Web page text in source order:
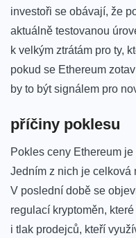
investoři se obávají, že
aktuálně testovanou
k velkým‌ ztrátám pro ty,
pokud se Ethereum
by to být signálem pro
příčiny poklesu
Pokles ceny Ethereum
Jedním z ‌nich je ‌celková
⁣V poslední ‌době se
regulací kryptoměn,
i tlak prodejců, kteří